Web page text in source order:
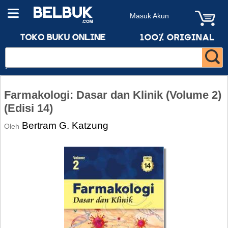
Masuk Akun
Farmakologi: Dasar dan Klinik (Volume 2)
(Edisi 14)
Oleh Bertram G. Katzung